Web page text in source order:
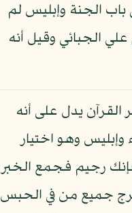
الجنة وإبليس لم
الجبائي وقيل أنه
يدل على أنه
وهو اختيار
رجيم فجمع الخبر
جميع من في الحبس